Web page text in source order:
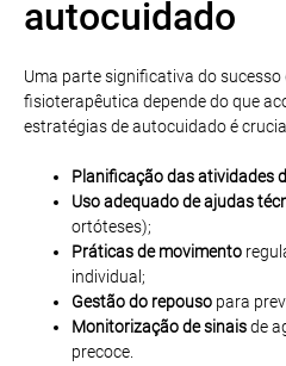
autocuidado
Uma parte significativa do
fisioterapêutica depende do que
estratégias de autocuidado é
Planificação das atividades
Uso adequado de ajudas
ortóteses);
Práticas de movimento
individual;
Gestão do repouso para
Monitorização de sinaisde
precoce.